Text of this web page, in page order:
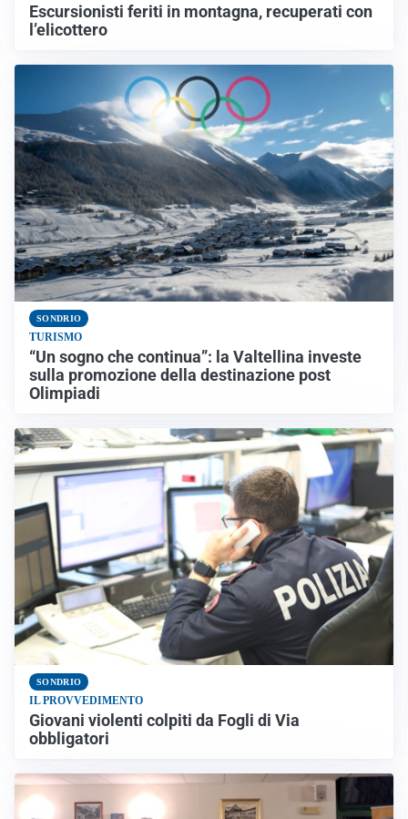
Escursionisti feriti in montagna, recuperati con
l’elicottero
SONDRIO
TURISMO
“Un sogno che continua”: la Valtellina investe
sulla promozione della destinazione post
Olimpiadi
SONDRIO
IL PROVVEDIMENTO
Giovani violenti colpiti da Fogli di Via
obbligatori